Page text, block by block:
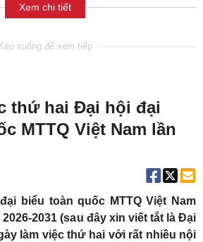
Xem chi tiết
thứ hai Đại hội đại
MTTQ Việt Nam lần
biểu toàn quốc MTTQ Việt Nam
2031 (sau đây xin viết tắt là Đại
làm việc thứ hai với rất nhiều nội